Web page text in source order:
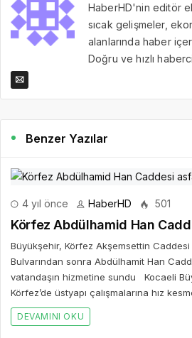
HaberHD'nin editör
sıcak gelişmeler,
alanlarında haber
Doğru ve hızlı
Benzer Yazılar
4 yıl önce HaberHD 501
Körfez Abdülhamid Han
Büyükşehir, Körfez Akşemsettin
Bulvarından sonra Abdülhamit Han
vatandaşın hizmetine sundu Kocaeli
Körfez’de üstyapı çalışmalarına hız
DEVAMINI OKU